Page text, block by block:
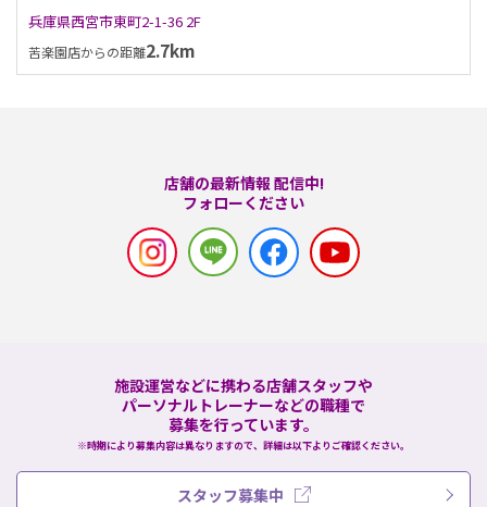
兵庫県西宮市東町2-1-36 2F
苦楽園店からの距離2.7km
店舗の最新情報 配信中!
フォローください
施設運営などに携わる店舗スタッフや
パーソナルトレーナーなどの職種で
募集を行っています。
※時期により募集内容は異なりますので、詳細は以下よりご確認ください。
スタッフ募集中